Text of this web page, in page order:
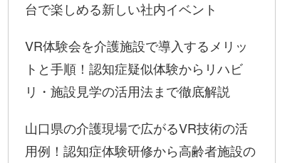
台で楽しめる新しい社内イベント
VR体験会を介護施設で導入するメリッ
トと手順！認知症疑似体験からリハビ
リ・施設見学の活用法まで徹底解説
山口県の介護現場で広がるVR技術の活
用例！認知症体験研修から高齢者施設の